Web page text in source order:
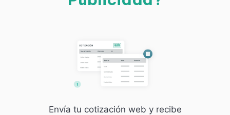
Envía tu cotización web y recibe